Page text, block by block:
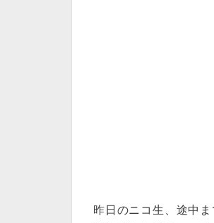
昨日のニコ生、途中